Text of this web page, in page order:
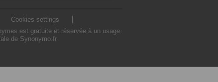
Cookies settings
est gratuite et réservée à un usage
de Synonymo.fr